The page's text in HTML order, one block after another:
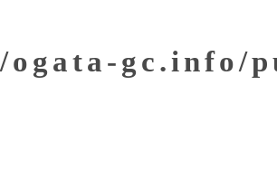
ogata-gc.info/